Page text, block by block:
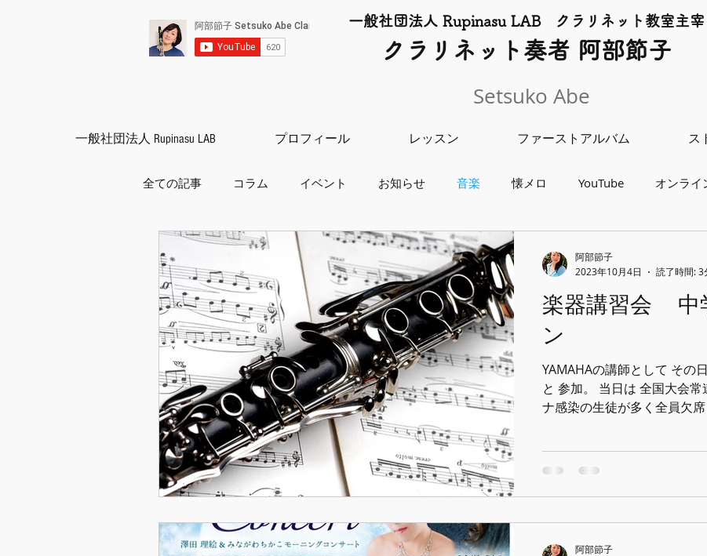
一般社団法人 Rupinasu LAB クラリネット​教室主宰
​クラリネット奏者 阿部節子
Setsuko Abe
一般社団法人 Rupinasu LAB プロフィール レッスン ファーストアルバム ス
全ての記事 コラム イベント お知らせ 音楽 懐メロ YouTube オンライ
国歌シリーズ クラリネット 練習方法 チャリティーライブ
コンサーtー
楽器講習会 中
ン
YAMAHAの講師として その
と 参加。 当日は 全国大会
ナ感染の生徒が多く全員欠
阿部節子
2023年10月4日
読了時間: 3
阿部節子